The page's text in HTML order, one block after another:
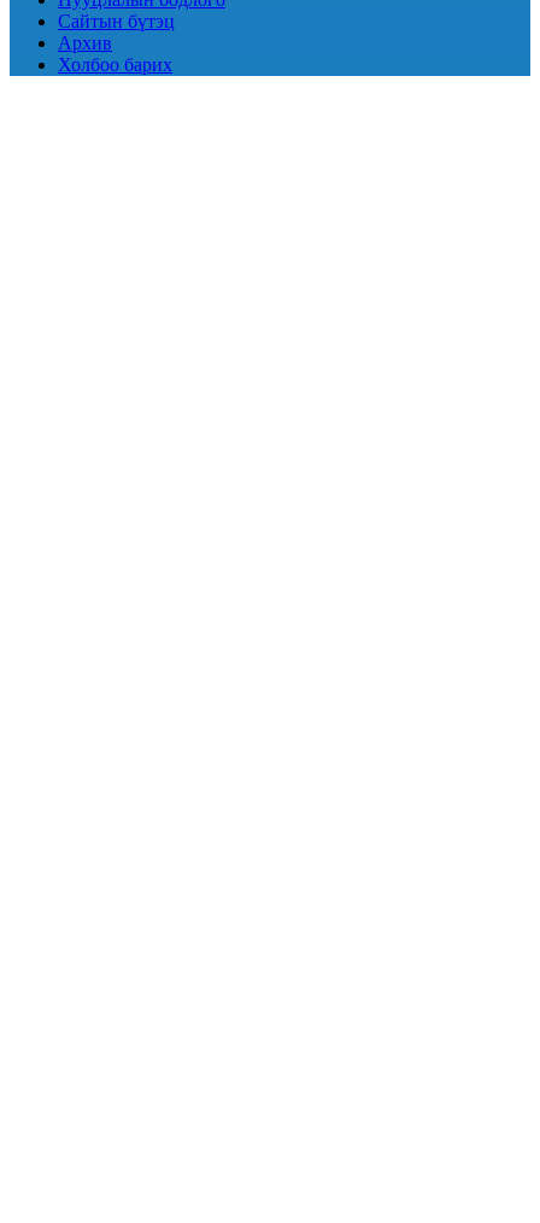
Сайтын бүтэц
Архив
Холбоо барих